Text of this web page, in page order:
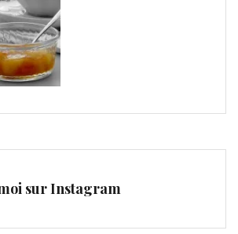
sur Instagram